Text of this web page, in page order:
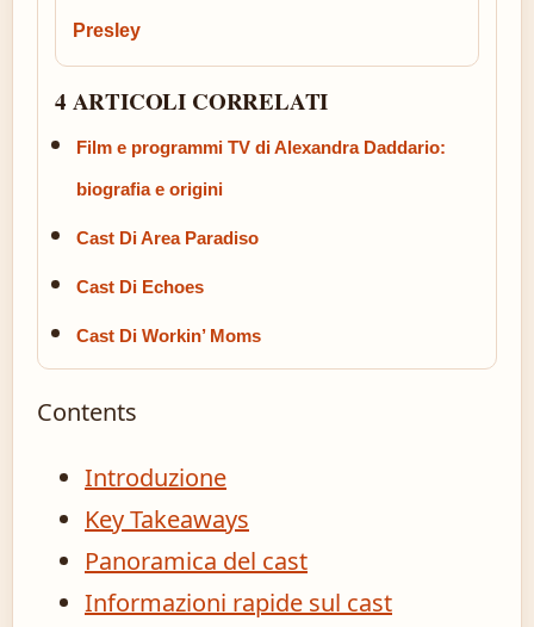
Presley
4 ARTICOLI CORRELATI
Film e programmi TV di Alexandra Daddario:
biografia e origini
Cast Di Area Paradiso
Cast Di Echoes
Cast Di Workin’ Moms
Contents
Introduzione
Key Takeaways
Panoramica del cast
Informazioni rapide sul cast